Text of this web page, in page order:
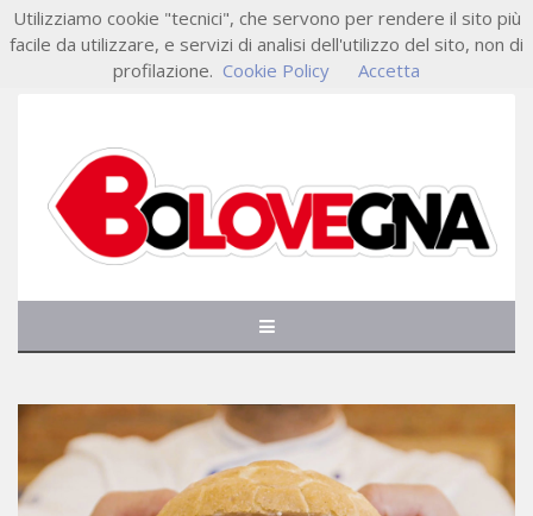
Utilizziamo cookie "tecnici", che servono per rendere il sito più
facile da utilizzare, e servizi di analisi dell'utilizzo del sito, non di
profilazione. Cookie Policy Accetta